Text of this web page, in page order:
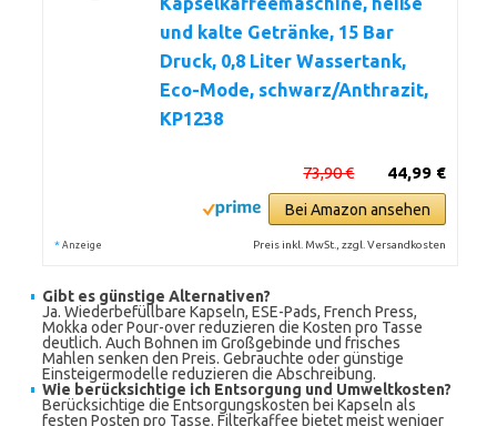
und kalte Getränke, 15 Bar
Druck, 0,8 Liter Wassertank,
Eco-Mode, schwarz/Anthrazit,
KP1238
44,99 €
73,90 €
Bei Amazon ansehen
* Anzeige Preis inkl. MwSt., zzgl. Versandkosten
Gibt es günstige Alternativen?
Ja. Wiederbefüllbare Kapseln, ESE-Pads, French Press,
Mokka oder Pour-over reduzieren die Kosten pro Tasse
deutlich. Auch Bohnen im Großgebinde und frisches
Mahlen senken den Preis. Gebrauchte oder günstige
Einsteigermodelle reduzieren die Abschreibung.
Wie berücksichtige ich Entsorgung und Umweltkosten?
Berücksichtige die Entsorgungskosten bei Kapseln als
festen Posten pro Tasse. Filterkaffee bietet meist weniger